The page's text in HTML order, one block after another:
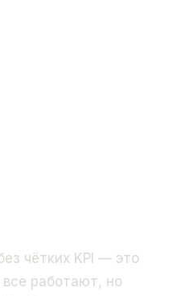
чётких KPI — это
работают, но